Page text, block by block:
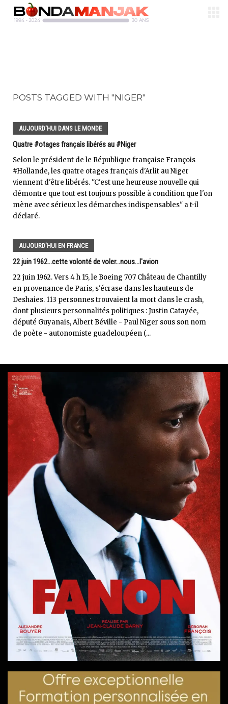
POSTS TAGGED WITH "NIGER"
AUJOURD'HUI DANS LE MONDE
Quatre #otages français libérés au #Niger
Selon le président de le République française François
#Hollande, les quatre otages français d'Arlit au Niger
viennent d'être libérés. "C'est une heureuse nouvelle qui
démontre que tout est toujours possible à condition que l'on
mène avec sérieux les démarches indispensables" a t-il
déclaré.
AUJOURD'HUI EN FRANCE
22 juin 1962...cette volonté de voler...nous...l'avion
22 juin 1962. Vers 4 h 15, le Boeing 707 Château de Chantilly
en provenance de Paris, s'écrase dans les hauteurs de
Deshaies. 113 personnes trouvaient la mort dans le crash,
dont plusieurs personnalités politiques : Justin Catayée,
député Guyanais, Albert Béville - Paul Niger sous son nom
de poète - autonomiste guadeloupéen (...